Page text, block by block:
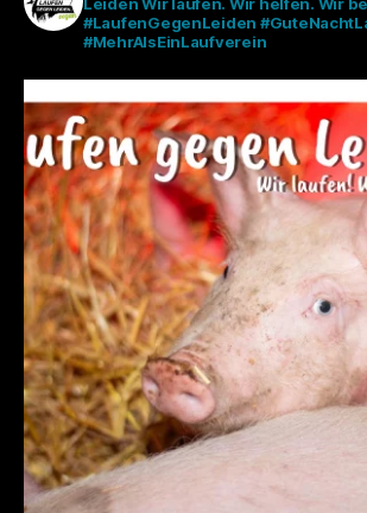
#LaufenGegenLeiden
#MehrAlsEinLaufverein